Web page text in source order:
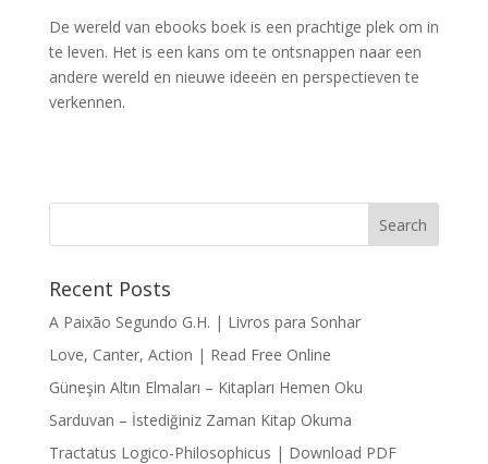
De wereld van ebooks boek is een prachtige plek om in
te leven. Het is een kans om te ontsnappen naar een
andere wereld en nieuwe ideeën en perspectieven te
verkennen.
Recent Posts
A Paixão Segundo G.H. | Livros para Sonhar
Love, Canter, Action | Read Free Online
Güneşin Altın Elmaları – Kitapları Hemen Oku
Sarduvan – İstediğiniz Zaman Kitap Okuma
Tractatus Logico-Philosophicus | Download PDF